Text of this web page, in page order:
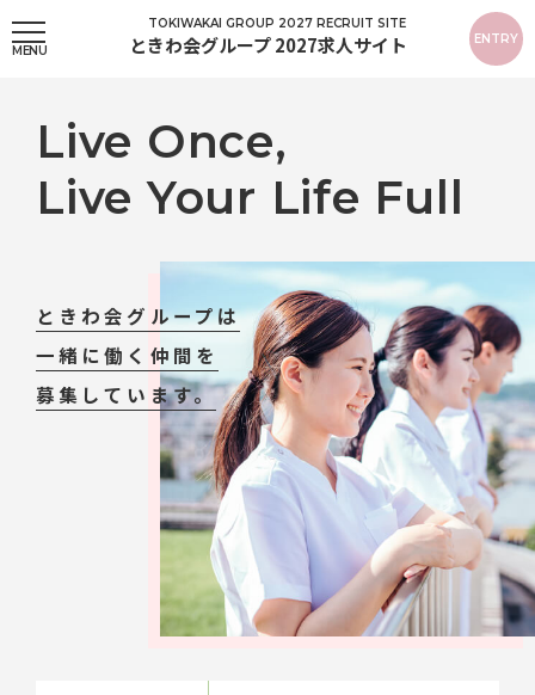
ときわ会グループ 2027求人サイト ENTRY
Live Once,
Live Your Life Full
ときわ会グループは
一緒に働く仲間を
募集しています。